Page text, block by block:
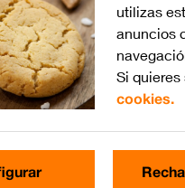
utilizas
anuncios
Si
cookies.